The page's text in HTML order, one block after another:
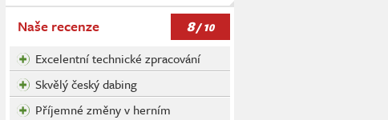
Naše recenze 8/ 10
Excelentní technické zpracování
Skvělý český dabing
Příjemné změny v herním